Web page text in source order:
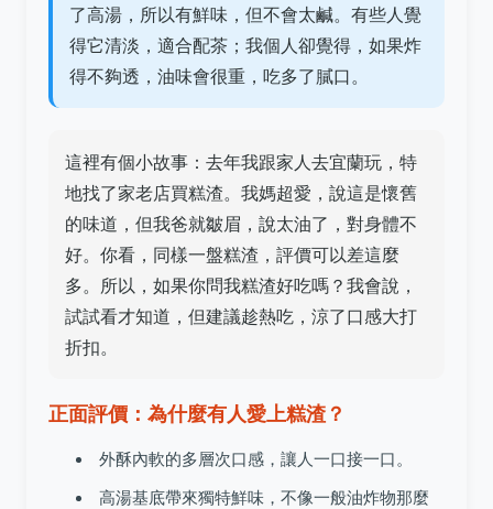
了高湯，所以有鮮味，但不會太鹹。有些人覺
得它清淡，適合配茶；我個人卻覺得，如果炸
得不夠透，油味會很重，吃多了膩口。
這裡有個小故事：去年我跟家人去宜蘭玩，特
地找了家老店買糕渣。我媽超愛，說這是懷舊
的味道，但我爸就皺眉，說太油了，對身體不
好。你看，同樣一盤糕渣，評價可以差這麼
多。所以，如果你問我糕渣好吃嗎？我會說，
試試看才知道，但建議趁熱吃，涼了口感大打
折扣。
正面評價：為什麼有人愛上糕渣？
外酥內軟的多層次口感，讓人一口接一口。
高湯基底帶來獨特鮮味，不像一般油炸物那麼